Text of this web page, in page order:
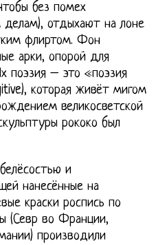
без помех
отдыхают на лоне
флиртом. Фон
арки, опорой для
поэзия – это «поэзия
которая живёт мигом
великосветской
рококо был
и
нанесённые на
краски роспись по
(Севр во Франции,
производили